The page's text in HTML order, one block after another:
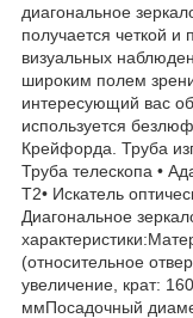
диагональное
получается четкой
визуальных
широким полем
интересующий вас
используется
Крейфорда. Труба
Труба телескопа •
Т2• Искатель
Диагональное
(относительное
увеличение, крат:
ммПосадочный